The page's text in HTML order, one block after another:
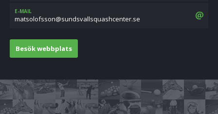
E-MAIL
es.retnechsauqsllavsdnus@nossfolostam
Besök webbplats